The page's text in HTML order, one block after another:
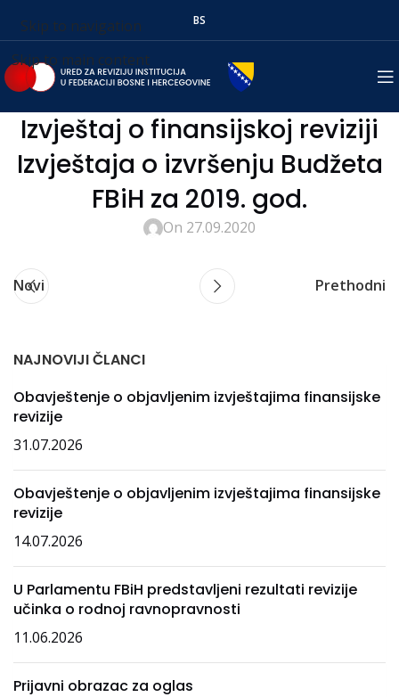
Skip to navigation
Skip to main content
BS
Izvještaj o finansijskoj reviziji
Izvještaja o izvršenju Budžeta
FBiH za 2019. god.
On 27.09.2020
Novi Prethodni
NAJNOVIJI ČLANCI
Obavještenje o objavljenim izvještajima finansijske
revizije
31.07.2026
Obavještenje o objavljenim izvještajima finansijske
revizije
14.07.2026
U Parlamentu FBiH predstavljeni rezultati revizije
učinka o rodnoj ravnopravnosti
11.06.2026
Prijavni obrazac za oglas